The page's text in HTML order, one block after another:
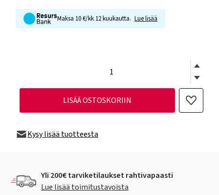
Maksa 10 €/kk 12 kuukautta. Lue lisää
LISÄÄ OSTOSKORIIN
Kysy lisää tuotteesta
Yli 200€ tarviketilaukset rahtivapaasti
Lue lisää toimitustavoista